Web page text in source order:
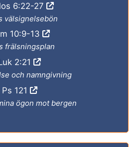
6:22-27
välsignelsebön
10:9-13
frälsningsplan
2:21
och namngivning
Ps 121
ögon mot bergen